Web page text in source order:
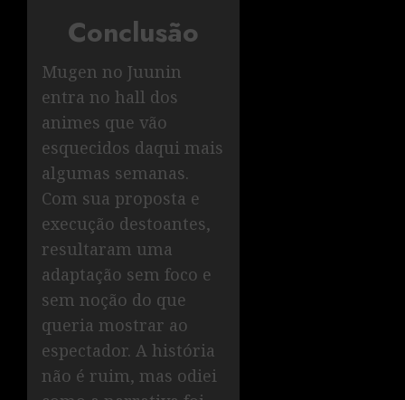
Conclusão
Mugen no Juunin
entra no hall dos
animes que vão
esquecidos daqui mais
algumas semanas.
Com sua proposta e
execução destoantes,
resultaram uma
adaptação sem foco e
sem noção do que
queria mostrar ao
espectador. A história
não é ruim, mas odiei